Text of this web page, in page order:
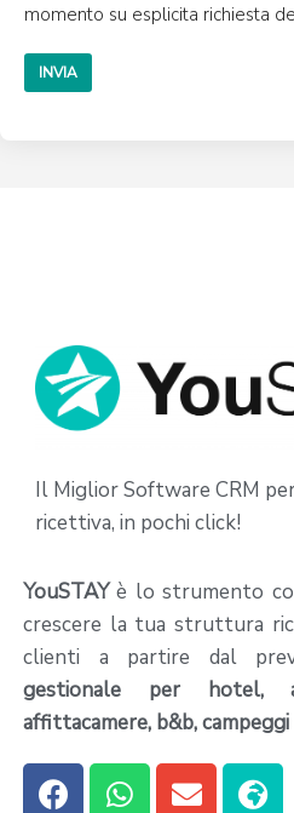
momento su esplicita richiesta
Il Miglior Software CRM
ricettiva, in pochi click!
YouSTAYè lo strumento
crescere la tua struttura
clienti a partire dal
gestionale per hotel,
affittacamere, b&b,